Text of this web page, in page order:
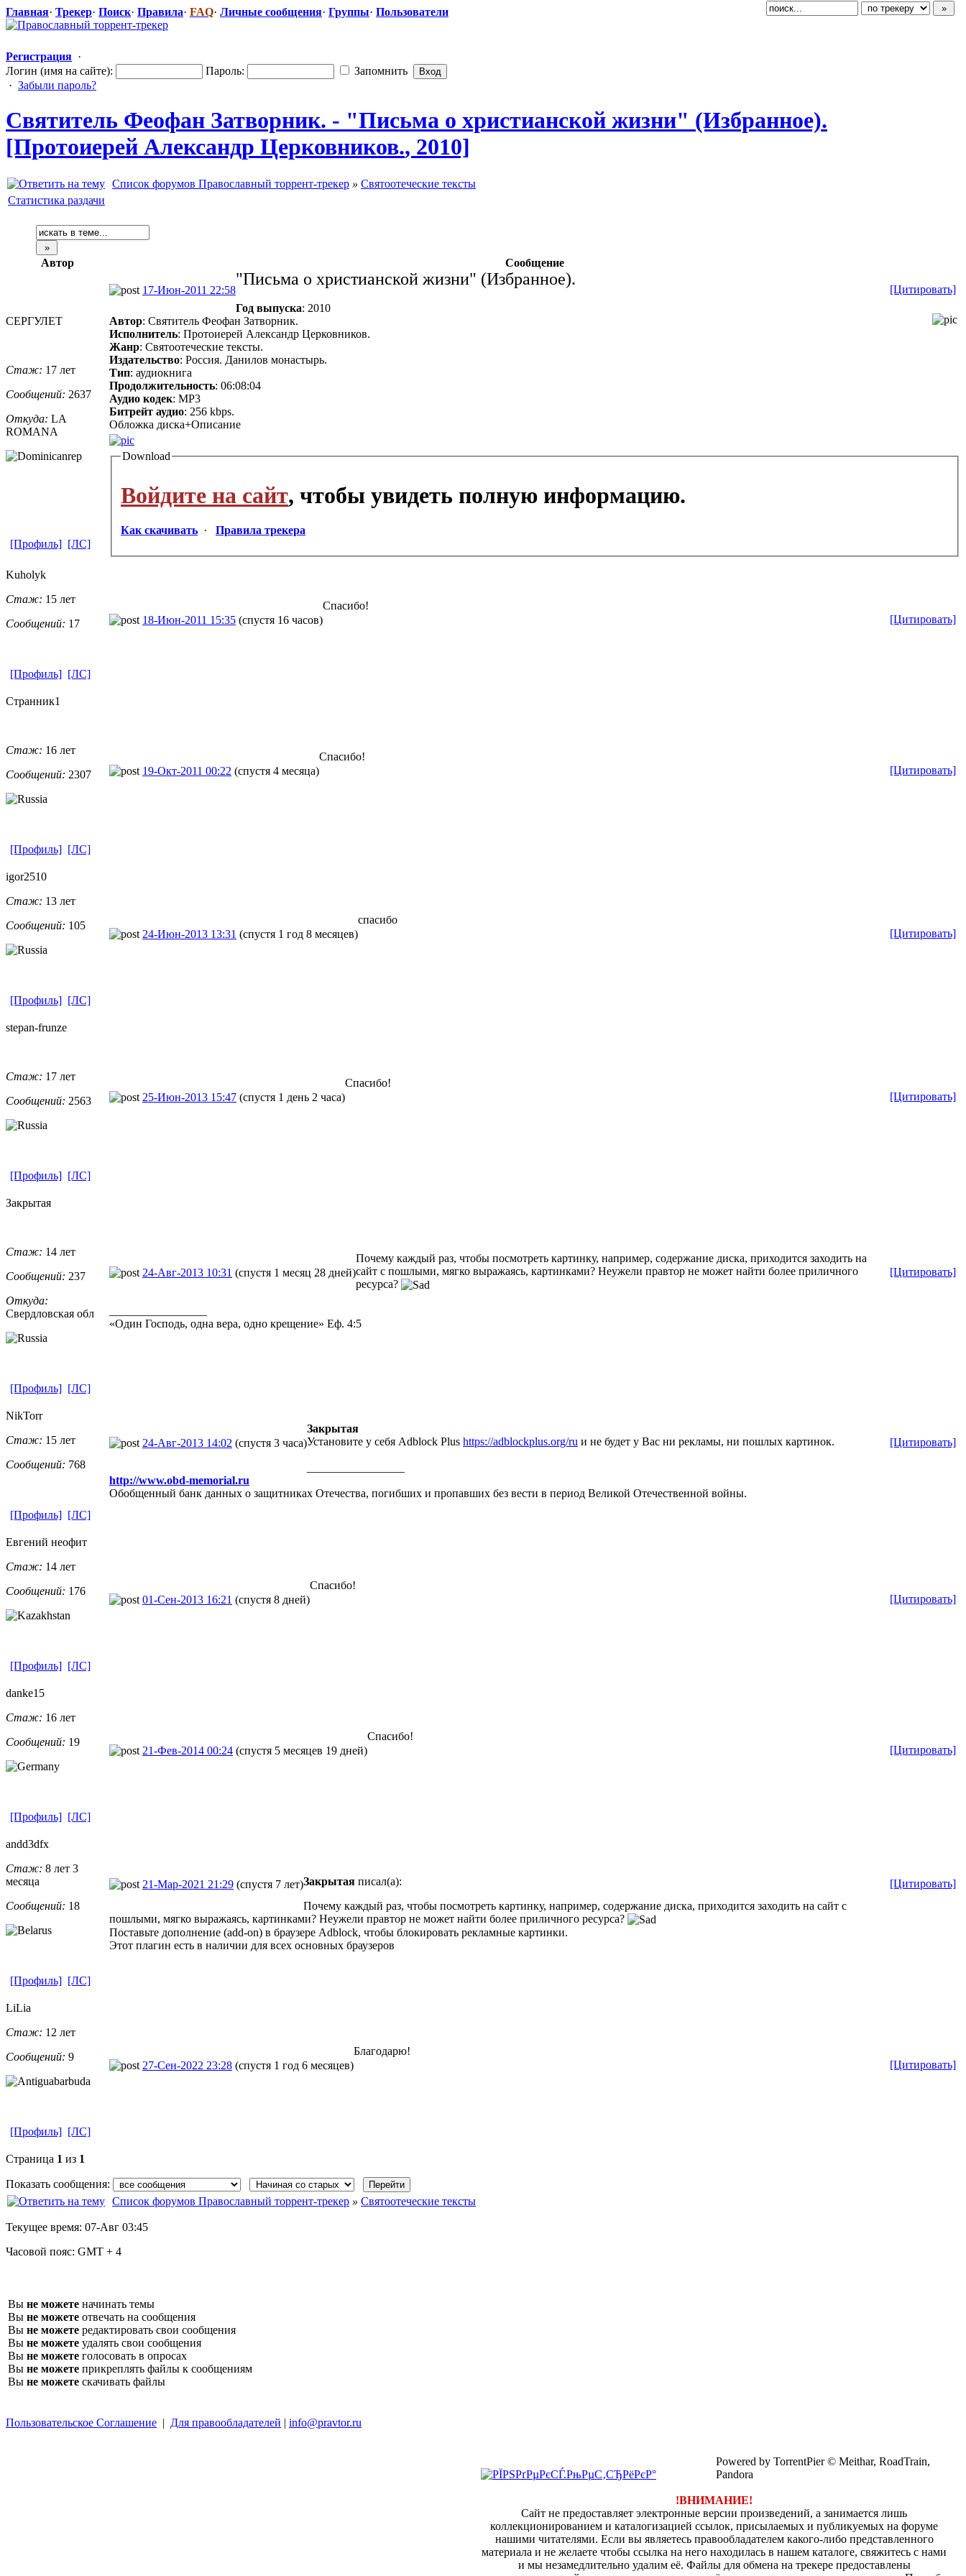
Главная· Трекер· Поиск· Правила· FAQ· Личные сообщения· Группы· Пользователи
Регистрация ·
Логин (имя на сайте):
Пароль:
Запомнить
· Забыли пароль?
Святитель Феофан Затворник. - "Письма о христианской ​ жизни" (Избранное).
[Протоиерей Александр Церковников.​, 2010]
Список форумов Православный торрент-трекер » Святоотеческие тексты
Статистика раздачи
Автор Сообщение
СЕРГУЛЕТ
Стаж: 17 лет
Сообщений: 2637
Откуда: LA
ROMANA
17-Июн-2011 22:58 [Цитировать]
"Письма о христианской жизни" (Избранное).
Год выпуска: 2010
Автор: Святитель Феофан Затворник.
Исполнитель: Протоиерей Александр Церковников.
Жанр: Святоотеческие тексты.
Издательство: Россия. Данилов монастырь.
Тип: аудиокнига
Продолжительность: 06:08:04
Аудио кодек: MP3
Битрейт аудио: 256 kbps.
Обложка диска+Описание
Download
Войдите на сайт, чтобы увидеть полную информацию.
Как скачивать · Правила трекера
[Профиль] [ЛС]
Kuholyk
Стаж: 15 лет
Сообщений: 17 18-Июн-2011 15:35 (спустя 16 часов) [Цитировать]
Спасибо!
[Профиль] [ЛС]
Странник1
Стаж: 16 лет
Сообщений: 2307 19-Окт-2011 00:22 (спустя 4 месяца) [Цитировать]
Спасибо!
[Профиль] [ЛС]
igor2510
Стаж: 13 лет
Сообщений: 105
24-Июн-2013 13:31 (спустя 1 год 8 месяцев) [Цитировать]
спасибо
[Профиль] [ЛС]
stepan-frunz​e
Стаж: 17 лет
Сообщений: 2563 25-Июн-2013 15:47 (спустя 1 день 2 часа) [Цитировать]
Спасибо!
[Профиль] [ЛС]
Закрытая
Стаж: 14 лет
Сообщений: 237
Откуда:
Свердловская ​ обл
24-Авг-2013 10:31 (спустя 1 месяц 28 дней) [Цитировать]
Почему каждый раз, чтобы посмотреть картинку, например, содержание диска, приходится заходить на
сайт с пошлыми, мягко выражаясь, картинками? Неужели правтор не может найти более приличного
ресурса?
«Один Господь, одна вера, одно крещение» Еф. 4:5
[Профиль] [ЛС]
NikTorr
Стаж: 15 лет
Сообщений: 768
24-Авг-2013 14:02 (спустя 3 часа) [Цитировать]
Закрытая
Установите у себя Adblock Plus https://adblockplus.org/ru и не будет у Вас ни рекламы, ни пошлых картинок.
http://www.obd-memorial.ru
Обобщенный банк данных о защитниках Отечества, погибших и пропавших без вести в период Великой Отечественной войны.
[Профиль] [ЛС]
Евгений неофит
Стаж: 14 лет
Сообщений: 176
01-Сен-2013 16:21 (спустя 8 дней) [Цитировать]
Спасибо!
[Профиль] [ЛС]
danke15
Стаж: 16 лет
Сообщений: 19
21-Фев-2014 00:24 (спустя 5 месяцев 19 дней) [Цитировать]
Спасибо!
[Профиль] [ЛС]
andd3dfx
Стаж: 8 лет 3
месяца
Сообщений: 18
21-Мар-2021 21:29 (спустя 7 лет) [Цитировать]
Закрытая писал(а):
Почему каждый раз, чтобы посмотреть картинку, например, содержание диска, приходится заходить на сайт с
пошлыми, мягко выражаясь, картинками? Неужели правтор не может найти более приличного ресурса?
Поставьте дополнение (add-on) в браузере Adblock, чтобы блокировать рекламные картинки.
Этот плагин есть в наличии для всех основных браузеров
[Профиль] [ЛС]
LiLia
Стаж: 12 лет
Сообщений: 9
27-Сен-2022 23:28 (спустя 1 год 6 месяцев) [Цитировать]
Благодарю!
[Профиль] [ЛС]
Страница 1 из 1
Показать сообщения:
Список форумов Православный торрент-трекер » Святоотеческие тексты
Текущее время: 07-Авг 03:45
Часовой пояс: GMT + 4
Вы не можете начинать темы
Вы не можете отвечать на сообщения
Вы не можете редактировать свои сообщения
Вы не можете удалять свои сообщения
Вы не можете голосовать в опросах
Вы не можете прикреплять файлы к сообщениям
Вы не можете скачивать файлы
Пользовательское Соглашение | Для правообладателей | info@pravtor.ru
Powered by TorrentPier © Meithar, RoadTrain,
Pandora
!ВНИМАНИЕ!
Сайт не предоставляет электронные версии произведений, а занимается лишь
коллекционированием и каталогизацией ссылок, присылаемых и публикуемых на форуме
нашими читателями. Если вы являетесь правообладателем какого-либо представленного
материала и не желаете чтобы ссылка на него находилась в нашем каталоге, свяжитесь с нами
и мы незамедлительно удалим её. Файлы для обмена на трекере предоставлены